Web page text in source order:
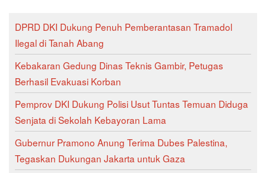
DPRD DKI Dukung Penuh Pemberantasan Tramadol
Ilegal di Tanah Abang
Kebakaran Gedung Dinas Teknis Gambir, Petugas
Berhasil Evakuasi Korban
Pemprov DKI Dukung Polisi Usut Tuntas Temuan Diduga
Senjata di Sekolah Kebayoran Lama
Gubernur Pramono Anung Terima Dubes Palestina,
Tegaskan Dukungan Jakarta untuk Gaza